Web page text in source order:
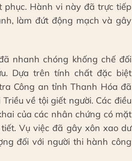
phục. Hành vi này đã trực tiếp
làm đứt động mạch và gây
nhanh chóng khống chế đối
Dựa trên tính chất đặc biệt
Công an tỉnh Thanh Hóa đã
về tội giết người. Các điều
của các nhân chứng có mặt
Vụ việc đã gây xôn xao dư
đối với người thi hành công